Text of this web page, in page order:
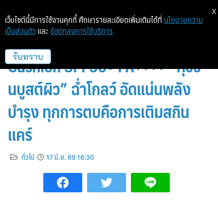
Zadi & Jo Fluffy Fit Soft Glow
Cushion SPF50+ PA++++ “คุชชั่
นบูสต์ผิว” ฉ่ำโกลว์ อัดแน่นพลัง
บำรุง ทุกการตบคือการเติมสกิน
แคร์
ทั่วไป 17 มิ.ย. 69 16:30
เว็บไซต์นี้มีการใช้งานคุกกี้ ศึกษารายละเอียดเพิ่มเติมได้ที่ นโยบายความ
เป็นส่วนตัว และ ข้อตกลงการใช้บริการ
รับทราบ
X